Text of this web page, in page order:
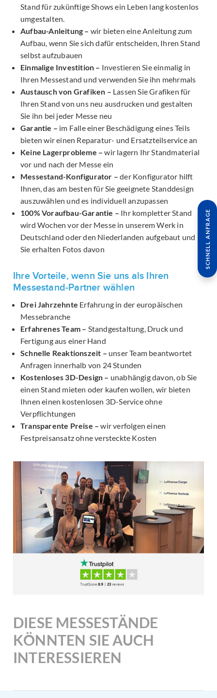
Stand für zukünftige Shows ein Leben lang kostenlos
umgestalten.
Aufbau-Anleitung – wir bieten eine Anleitung zum
Aufbau, wenn Sie sich dafür entscheiden, Ihren Stand
selbst aufzubauen
Einmalige Investition – Investieren Sie einmalig in
Ihren Messestand und verwenden Sie ihn mehrmals
Austausch von Grafiken – Lassen Sie Grafiken für
Ihren Stand von uns neu ausdrucken und gestalten
Sie ihn bei jeder Messe neu
Garantie – im Falle einer Beschädigung eines Teils
bieten wir einen Reparatur- und Ersatzteilservice an
Keine Lagerprobleme – wir lagern Ihr Standmaterial
vor und nach der Messe ein
Messestand-Konfigurator – der Konfigurator hilft
Ihnen, das am besten für Sie geeignete Standdesign
auszuwählen und es individuell anzupassen
100% Voraufbau-Garantie – Ihr kompletter Stand
wird Wochen vor der Messe in unserem Werk in
Deutschland oder den Niederlanden aufgebaut und
Sie erhalten Fotos davon
Ihre Vorteile, wenn Sie uns als Ihren
Messestand-Partner wählen
Drei Jahrzehnte Erfahrung in der europäischen
Messebranche
Erfahrenes Team – Standgestaltung, Druck und
Fertigung aus einer Hand
Schnelle Reaktionszeit – unser Team beantwortet
Anfragen innerhalb von 24 Stunden
Kostenloses 3D-Design – unabhängig davon, ob Sie
einen Stand mieten oder kaufen wollen, wir bieten
Ihnen einen kostenlosen 3D-Service ohne
Verpflichtungen
Transparente Preise – wir verfolgen einen
Festpreisansatz ohne versteckte Kosten
DIESE MESSESTÄNDE
KÖNNTEN SIE AUCH
INTERESSIEREN
SCHNELL ANFRAGE